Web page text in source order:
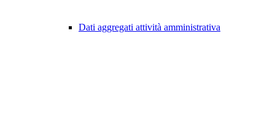
Dati aggregati attività amministrativa